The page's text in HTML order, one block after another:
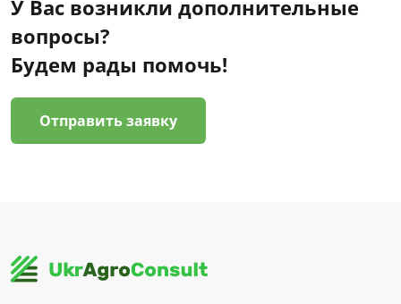
У Вас возникли дополнительные
вопросы?
Будем рады помочь!
Отправить заявку